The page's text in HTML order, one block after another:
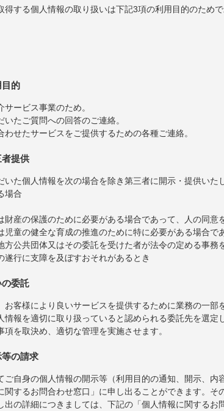
得する個人情報の取り扱いは下記3項の利用目的のため
目的
サービス事業のため。
いたご質問への回答のご連絡。
わせたサービスをご提供するための各種ご連絡。
者提供
いた個人情報を次の場合を除き第三者に開示・提供いた
場合
財産の保護のために必要がある場合であって、人の同意
児童の健全な育成の推進のために特に必要がある場合
方公共団体又はその委託を受けた者が法令の定める事
遂行に支障を及ぼすおそれがあるとき
の委託
お客様により良いサービスを提供するために業務の一
情報を適切に取り扱っていると認められる委託先を選
を取決め、適切な管理を実施させます。
等の請求
ご自身の個人情報の開示等（利用目的の通知、開示、
関するお問合わせ窓口」に申し出ることができます。
出の詳細につきましては、下記の「個人情報に関するお